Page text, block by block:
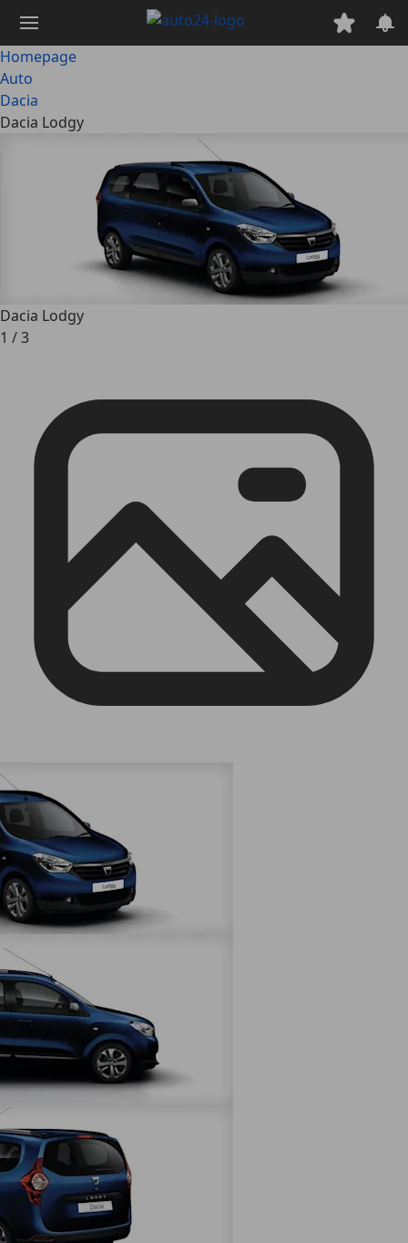
naar
hoofdinhoud
Homepage
Auto
Dacia
Dacia Lodgy
Dacia Lodgy
1 /3